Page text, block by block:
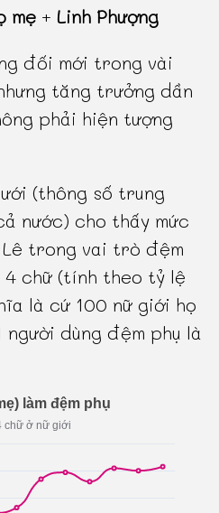
mẹ +Linh Phượng
đối mới trong vài
tăng trưởng dần
phải hiện tượng
(thông số trung
nước) cho thấy mức
trong vai trò đệm
4 chữ (tính theo tỷ lệ
là cứ 100 nữ giới họ
dùng đệm phụ là